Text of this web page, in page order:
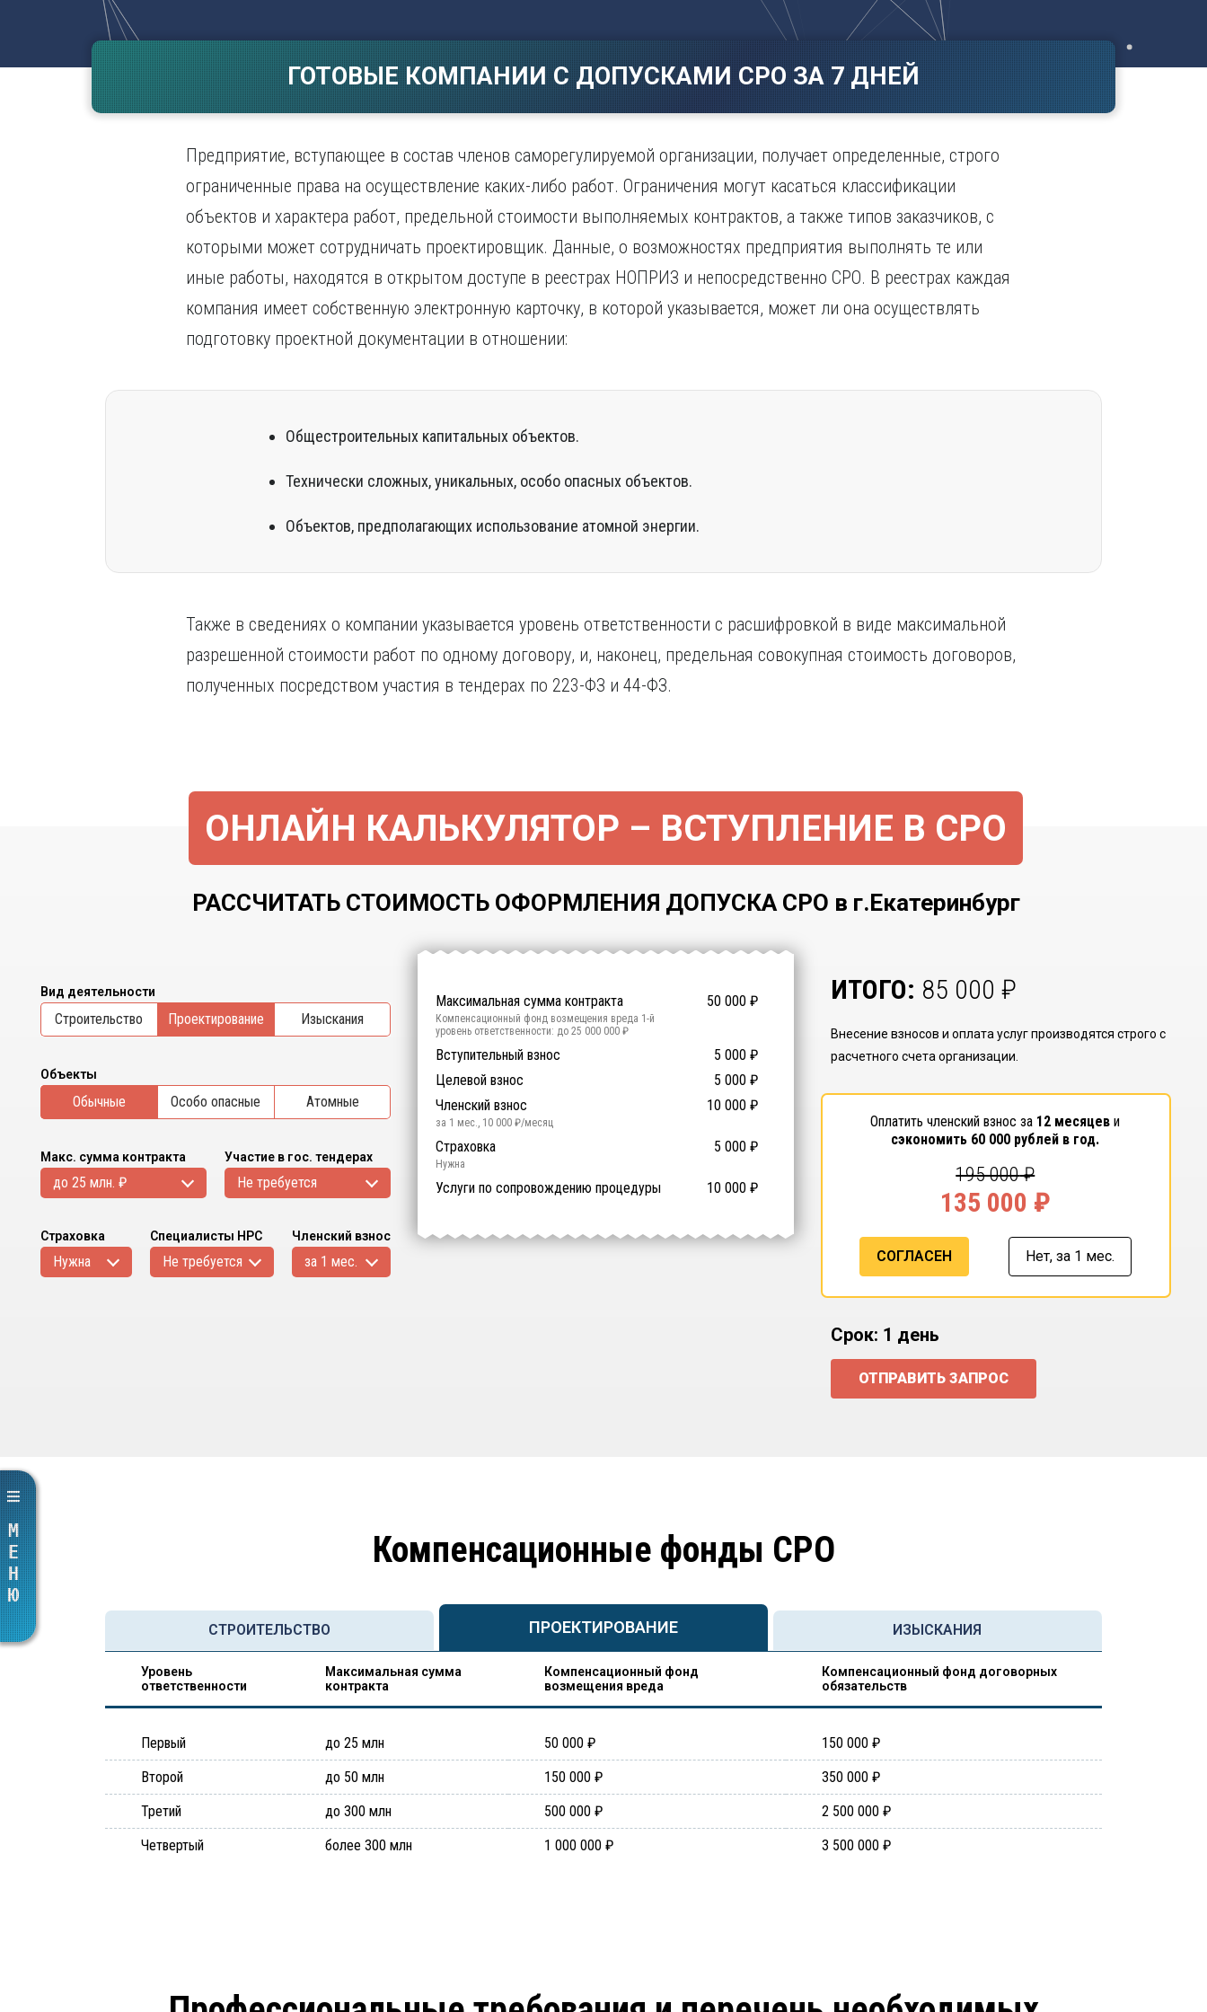
Воронеж
Е
Иваново
Ижевск
Иркутск
Мурманск
Н
Новокузнецк
Новосибирск
Саратов
Севастополь
Смоленск
Чебоксары
Ярославль
ГОТОВЫЕ КОМПАНИИ С ДОПУСКАМИ СРО ЗА 7 ДНЕЙ
Предприятие, вступающее в состав членов саморегулируемой организации, получает определенные, строго
ограниченные права на осуществление каких-либо работ. Ограничения могут касаться классификации
объектов и характера работ, предельной стоимости выполняемых контрактов, а также типов заказчиков, с
которыми может сотрудничать проектировщик. Данные, о возможностях предприятия выполнять те или
иные работы, находятся в открытом доступе в реестрах НОПРИЗ и непосредственно СРО. В реестрах каждая
компания имеет собственную электронную карточку, в которой указывается, может ли она осуществлять
подготовку проектной документации в отношении:
Общестроительных капитальных объектов.
Технически сложных, уникальных, особо опасных объектов.
Объектов, предполагающих использование атомной энергии.
Также в сведениях о компании указывается уровень ответственности с расшифровкой в виде максимальной
разрешенной стоимости работ по одному договору, и, наконец, предельная совокупная стоимость договоров,
полученных посредством участия в тендерах по 223-ФЗ и 44-ФЗ.
ОНЛАЙН КАЛЬКУЛЯТОР – ВСТУПЛЕНИЕ В СРО
РАССЧИТАТЬ СТОИМОСТЬ ОФОРМЛЕНИЯ ДОПУСКА СРО в г.Екатеринбург
Вид деятельности
Cтроительство Проектирование Изыскания
Объекты
Обычные Особо опасные Атомные
Макс. сумма контракта
до 25 млн. ₽
Участие в гос. тендерах
Не требуется
Страховка
Нужна
Специалисты НРС
Не требуется
Членский взнос
за 1 мес.
Максимальная сумма контракта 50 000 ₽
Компенсационный фонд возмещения вреда 1-й
уровень ответственности: до 25 000 000 ₽
Участие в гос. тендерах и аукционах 0 ₽
Компенсационный фонд договорных обязательств
й уровень ответственности:
Вступительный взнос 5 000 ₽
Целевой взнос
5 000 ₽
Членский взнос
10 000 ₽
за 1 мес., 10 000 ₽/месяц
Предоставление специалистов НРС 0 ₽
0₽ за человека
Сертификат ISO 9001 14 500 ₽
ISO 9001
Сертификат ISO 14001 14 500 ₽
ISO 14001
Сертификат OHSAS 18001 14 500 ₽
OHSAS 18001
Страховка 5 000 ₽
Нужна
Услуги по сопровождению процедуры 10 000 ₽
ИТОГО: 85 000 ₽
Внесение взносов и оплата услуг производятся строго с
расчетного счета организации.
Оплатить членский взнос за 12 месяцеви
сэкономить 60 000 рублей в год.
195 000₽
135 000 ₽
СОГЛАСЕН Нет, за 1 мес.
Срок: 1 день
ОТПРАВИТЬ ЗАПРОС
Компенсационные фонды СРО
СТРОИТЕЛЬСТВО ПРОЕКТИРОВАНИЕ ИЗЫСКАНИЯ
Уровень
ответственности
Максимальная сумма
контракта
Компенсационный фонд
возмещения вреда
Компенсационный фонд договорных
обязательств
Первый до 25 млн 50 000 ₽
150 000 ₽
Второй
до 50 млн 150 000 ₽
350 000 ₽
Третий
до 300 млн 500 000 ₽
2 500 000 ₽
Четвертый
более 300 млн 1 000 000 ₽ 3 500 000 ₽
МЕНЮ